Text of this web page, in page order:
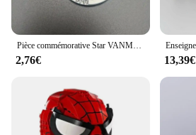
Pièce commémorative Star VANMandalorian, billet de banque Anime, collection de dessins animés, cartes de jeu de figurines, cadeau d'anniversaire et de Noël pour enfants
2,76€ 13,39€